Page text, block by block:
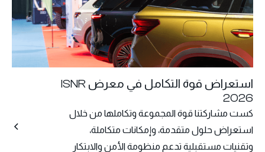
استعراض قوة التكامل في معرض ISNR
2026
كست مشاركتنا قوة المجموعة وتكاملها من خلال
استعراض حلول متقدمة، وإمكانات متكاملة،
وتقنيات مستقبلية تدعم منظومة الأمن والابتكار